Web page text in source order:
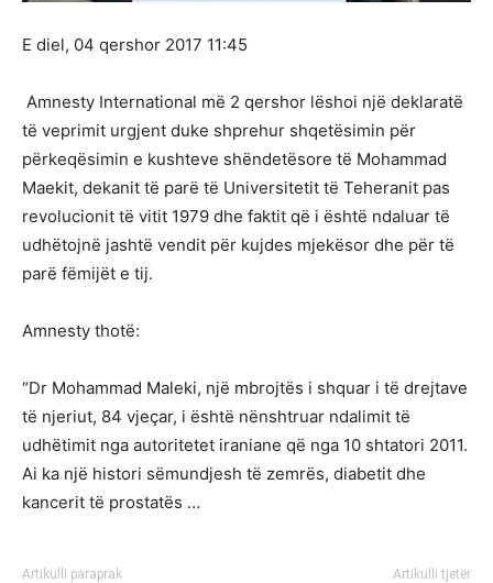
E diel, 04 qershor 2017 11:45
Amnesty International më 2 qershor lëshoi ​​një deklaratë
të veprimit urgjent duke shprehur shqetësimin për
përkeqësimin e kushteve shëndetësore të Mohammad
Maekit, dekanit të parë të Universitetit të Teheranit pas
revolucionit të vitit 1979 dhe faktit që i është ndaluar të
udhëtojnë jashtë vendit për kujdes mjekësor dhe për të
parë fëmijët e tij.
Amnesty thotë:
“Dr Mohammad Maleki, një mbrojtës i shquar i të drejtave
të njeriut, 84 vjeçar, i është nënshtruar ndalimit të
udhëtimit nga autoritetet iraniane që nga 10 shtatori 2011.
Ai ka një histori sëmundjesh të zemrës, diabetit dhe
kancerit të prostatës …
Artikulli paraprak Artikulli tjetër